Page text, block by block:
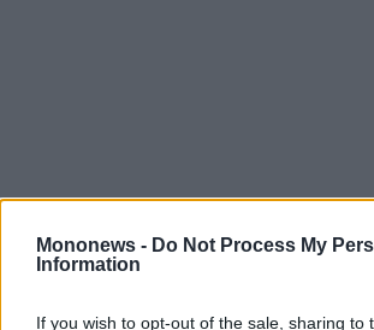
Mononews - Do Not Process My
Information
If you wish to opt-out of the sale, sharing to